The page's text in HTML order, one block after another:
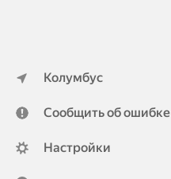
Колумбус
Сообщить об ошибке
Настройки